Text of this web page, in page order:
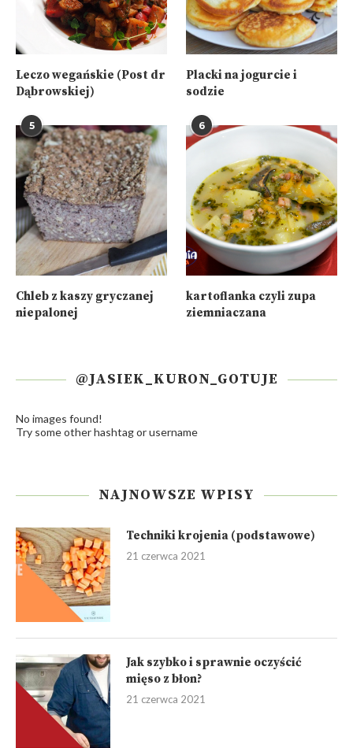
Leczo wegańskie (Post dr
Dąbrowskiej)
Placki na jogurcie i
sodzie
5
Chleb z kaszy gryczanej
niepalonej
6
kartoflanka czyli zupa
ziemniaczana
@JASIEK_KURON_GOTUJE
No images found!
Try some other hashtag or username
NAJNOWSZE WPISY
Techniki krojenia (podstawowe)
21 czerwca 2021
Jak szybko i sprawnie oczyścić
mięso z błon?
21 czerwca 2021